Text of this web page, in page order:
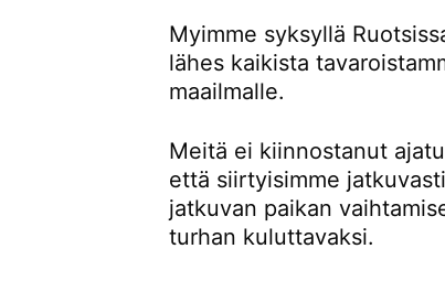
Myimme syksyllä
lähes kaikista
maailmalle.
Meitä ei kiinnostanut
että siirtyisimme
jatkuvan paikan
turhan kuluttavaksi.